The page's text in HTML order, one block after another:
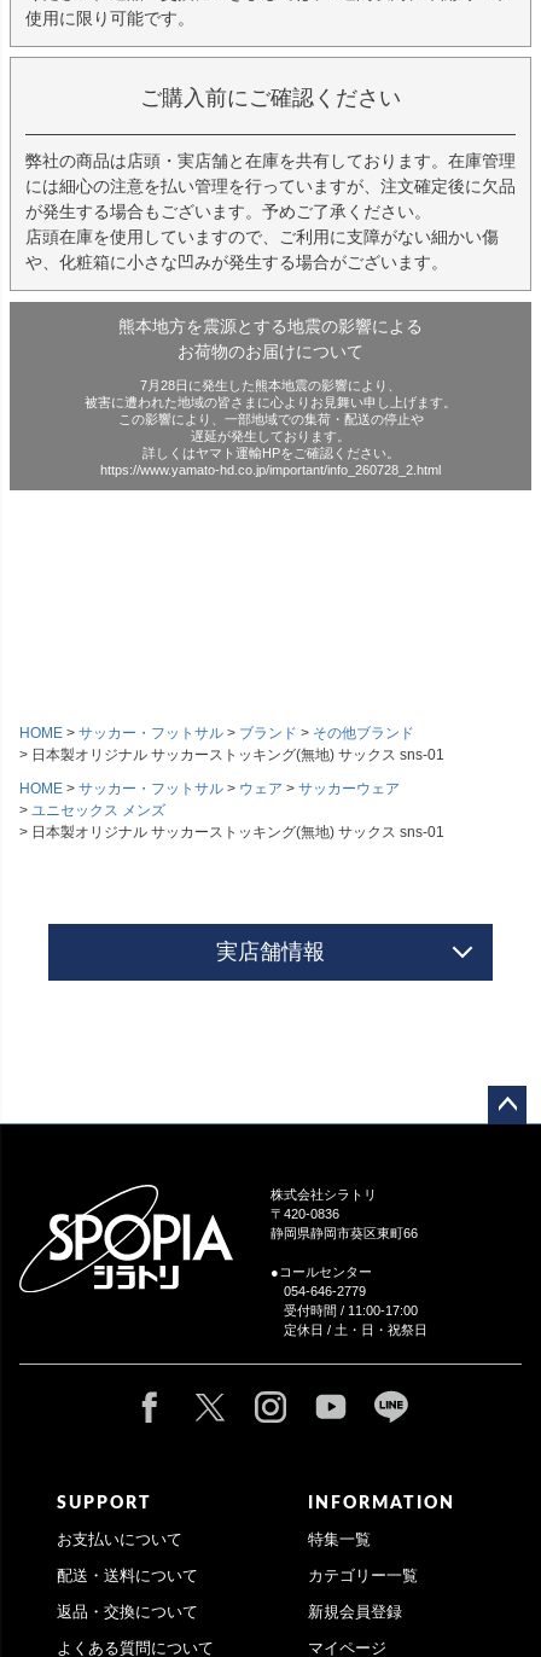
使用に限り可能です。
ご購入前にご確認ください
弊社の商品は店頭・実店舗と在庫を共有しております。在庫管理
には細心の注意を払い管理を行っていますが、注文確定後に欠品
が発生する場合もございます。予めご了承ください。
店頭在庫を使用していますので、ご利用に支障がない細かい傷
や、化粧箱に小さな凹みが発生する場合がございます。
熊本地方を震源とする地震の影響による
お荷物のお届けについて
7月28日に発生した熊本地震の影響により、
被害に遭われた地域の皆さまに心よりお見舞い申し上げます。
この影響により、一部地域での集荷・配送の停止や
遅延が発生しております。
詳しくはヤマト運輸HPをご確認ください。
https://www.yamato-hd.co.jp/important/info_260728_2.html
HOME サッカー・フットサル ブランド
その他ブランド
日本製オリジナル サッカーストッキング(無地) サックス sns-01
HOME
サッカー・フットサル ウェア
サッカーウェア
ユニセックス メンズ
日本製オリジナル サッカーストッキング(無地) サックス sns-01
実店舗情報
株式会社シラトリ
〒420-0836
静岡県静岡市葵区東町66
●コールセンター
054-646-2779
受付時間 / 11:00-17:00
定休日 / 土・日・祝祭日
SUPPORT
お支払いについて
配送・送料について
返品・交換について
よくある質問について
INFORMATION
特集一覧
カテゴリー一覧
新規会員登録
マイページ